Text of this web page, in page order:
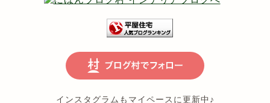
インスタグラムもマイペースに更新中♪